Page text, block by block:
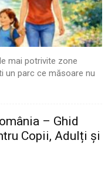
mai potrivite zone
un parc ce măsoare nu
– Ghid
Copii, Adulți și